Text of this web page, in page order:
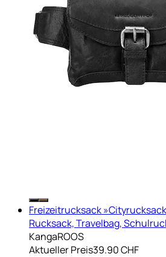
Freizeitrucksack
Rucksack, Travelbag,
KangaROOS
Aktueller Preis39.90 CHF